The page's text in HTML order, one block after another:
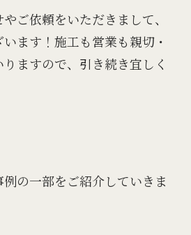
ご依頼をいただきまして、
ます！施工も営業も親切・
ますので、引き続き宜しく
の一部をご紹介していきま